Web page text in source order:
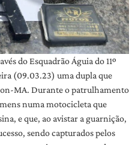
do Esquadrão Águia do 11º
(09.03.23) uma dupla que
MA. Durante o patrulhamento
numa motocicleta que
e que, ao avistar a guarnição,
sendo capturados pelos